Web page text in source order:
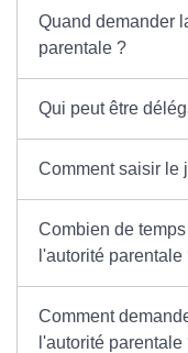
Quand demander
parentale ?
Qui peut être
Comment saisir le
Combien de
l'autorité parentale
Comment
l'autorité parentale